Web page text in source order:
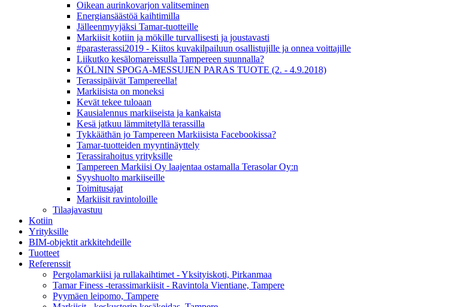
Oikean aurinkovarjon valitseminen
Energiansäästöä kaihtimilla
Jälleenmyyjäksi Tamar-tuotteille
Markiisit kotiin ja mökille turvallisesti ja joustavasti
#parasterassi2019 - Kiitos kuvakilpailuun osallistujille ja onnea voittajille
Liikutko kesälomareissulla Tampereen suunnalla?
KÖLNIN SPOGA-MESSUJEN PARAS TUOTE (2. - 4.9.2018)
Terassipäivät Tampereella!
Markiisista on moneksi
Kevät tekee tuloaan
Kausialennus markiiseista ja kankaista
Kesä jatkuu lämmitetyllä terassilla
Tykkääthän jo Tampereen Markiisista Facebookissa?
Tamar-tuotteiden myyntinäyttely
Terassirahoitus yrityksille
Tampereen Markiisi Oy laajentaa ostamalla Terasolar Oy:n
Syyshuolto markiiseille
Toimitusajat
Markiisit ravintoloille
Tilaajavastuu
Kotiin
Yrityksille
BIM-objektit arkkitehdeille
Tuotteet
Referenssit
Pergolamarkiisi ja rullakaihtimet - Yksityiskoti, Pirkanmaa
Tamar Finess -terassimarkiisit - Ravintola Vientiane, Tampere
Pyymäen leipomo, Tampere